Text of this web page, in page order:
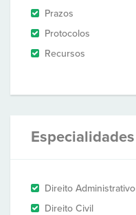
Prazos
Protocolos
Recursos
Especialidades
Direito Administrativo
Direito Civil